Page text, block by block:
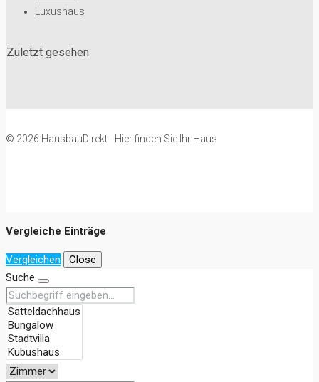
Luxushaus
Zuletzt gesehen
© 2026 HausbauDirekt - Hier finden Sie Ihr Haus
Vergleiche Einträge
Vergleichen
Close
Suche